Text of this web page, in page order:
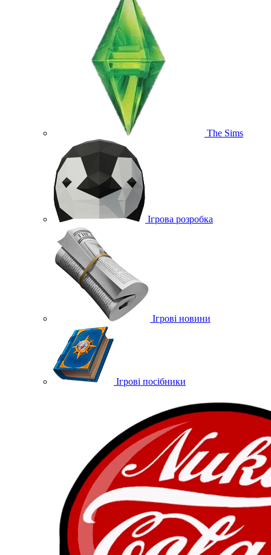
The Sims
Ігрова розробка
Ігрові новини
Ігрові посібники